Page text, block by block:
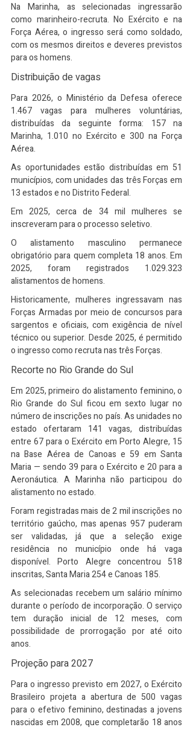
Na Marinha, as selecionadas ingressarão
como marinheiro-recruta. No Exército e na
Força Aérea, o ingresso será como soldado,
com os mesmos direitos e deveres previstos
para os homens.
Distribuição de vagas
Para 2026, o Ministério da Defesa oferece
1.467 vagas para mulheres voluntárias,
distribuídas da seguinte forma: 157 na
Marinha, 1.010 no Exército e 300 na Força
Aérea.
As oportunidades estão distribuídas em 51
municípios, com unidades das três Forças em
13 estados e no Distrito Federal.
Em 2025, cerca de 34 mil mulheres se
inscreveram para o processo seletivo.
O alistamento masculino permanece
obrigatório para quem completa 18 anos. Em
2025, foram registrados 1.029.323
alistamentos de homens.
Historicamente, mulheres ingressavam nas
Forças Armadas por meio de concursos para
sargentos e oficiais, com exigência de nível
técnico ou superior. Desde 2025, é permitido
o ingresso como recruta nas três Forças.
Recorte no Rio Grande do Sul
Em 2025, primeiro do alistamento feminino, o
Rio Grande do Sul ficou em sexto lugar no
número de inscrições no país. As unidades no
estado ofertaram 141 vagas, distribuídas
entre 67 para o Exército em Porto Alegre, 15
na Base Aérea de Canoas e 59 em Santa
Maria — sendo 39 para o Exército e 20 para a
Aeronáutica. A Marinha não participou do
alistamento no estado.
Foram registradas mais de 2 mil inscrições no
território gaúcho, mas apenas 957 puderam
ser validadas, já que a seleção exige
residência no município onde há vaga
disponível. Porto Alegre concentrou 518
inscritas, Santa Maria 254 e Canoas 185.
As selecionadas recebem um salário mínimo
durante o período de incorporação. O serviço
tem duração inicial de 12 meses, com
possibilidade de prorrogação por até oito
anos.
Projeção para 2027
Para o ingresso previsto em 2027, o Exército
Brasileiro projeta a abertura de 500 vagas
para o efetivo feminino, destinadas a jovens
nascidas em 2008, que completarão 18 anos